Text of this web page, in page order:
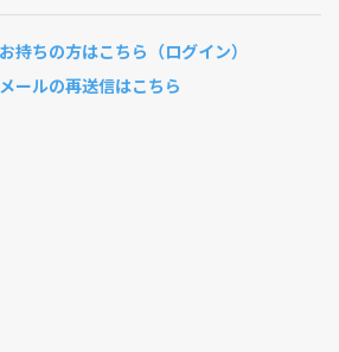
持ちの方はこちら（ログイン）
ールの再送信はこちら